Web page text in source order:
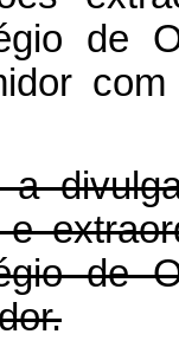
de
e
de